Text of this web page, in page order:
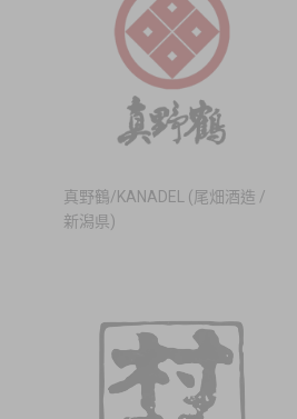
真野鶴/KANADEL (尾畑酒造 /
新潟県)